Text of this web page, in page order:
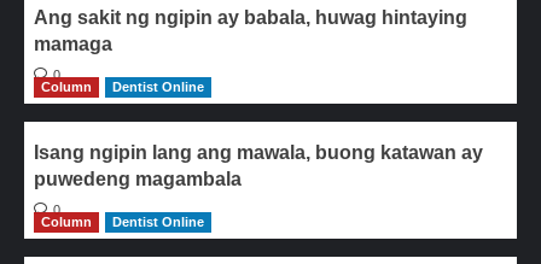
Ang sakit ng ngipin ay babala, huwag hintaying
mamaga
0
Column
Dentist Online
Isang ngipin lang ang mawala, buong katawan ay
puwedeng magambala
0
Column
Dentist Online